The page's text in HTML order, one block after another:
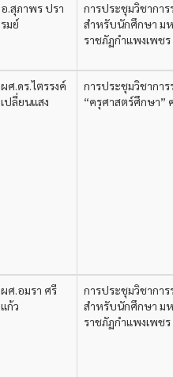
อ.สุภาพร ปรา
รมย์
การประชุมวิชากา
สำหรับนักศึกษา ม
ราชภัฏกำแพงเพช
ผศ.ดร.ไตรรงค์
เปลี่ยนแสง
การประชุมวิชากา
“ครุศาสตร์ศึกษา”
ผศ.อมรา ศรี
แก้ว
การประชุมวิชากา
สำหรับนักศึกษา ม
ราชภัฏกำแพงเพช